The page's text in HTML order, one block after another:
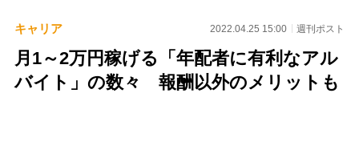
キャリア 2022.04.25 15:00 週刊ポスト
月1～2万円稼げる「年配者に有利なアル
バイト」の数々 報酬以外のメリットも